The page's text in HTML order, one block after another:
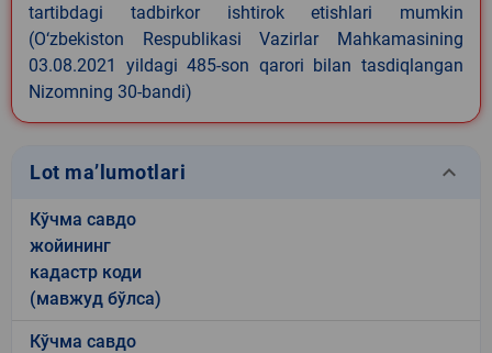
tartibdagi tadbirkor ishtirok etishlari mumkin
(O‘zbekiston Respublikasi Vazirlar Mahkamasining
03.08.2021 yildagi 485-son qarori bilan tasdiqlangan
Nizomning 30-bandi)
Lot ma’lumotlari keyboard_arrow_down
Кўчма савдо
жойининг
кадастр коди
(мавжуд бўлса)
Кўчма савдо